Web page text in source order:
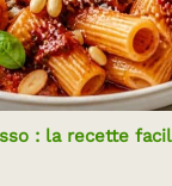
: la recette